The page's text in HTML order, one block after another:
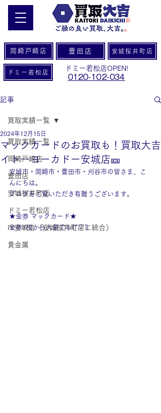
岡崎戸崎店 豊田店 安城桜井町店
ドミー若松店
ドミー若松店OPEN!
0120-102-034
記事
買取実績一覧
岡崎戸崎店
豊田店
安城桜井町店
ドミー若松店
IY安城店（安城桜井町店に統合）
貴金属
買取実績一覧
マックカードのお買取も！買取大吉
イトーヨーカドー安城店🎫
2024年12月15日
安城市・岡崎市・豊田市・刈谷市の皆さま、こ
んにちは。
ブログをご覧いただき有難うございます。
★金券 マックカード★
金券1枚から大量でも(*'▽')